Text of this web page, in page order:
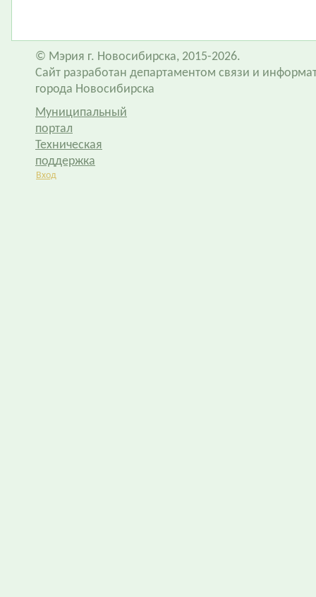
© Мэрия г. Новосибирска, 2015-2026.
Сайт разработан департаментом связи и
города Новосибирска
Муниципальный
портал
Техническая
поддержка
Вход